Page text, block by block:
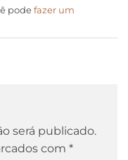
pode fazer um
será publicado.
com *